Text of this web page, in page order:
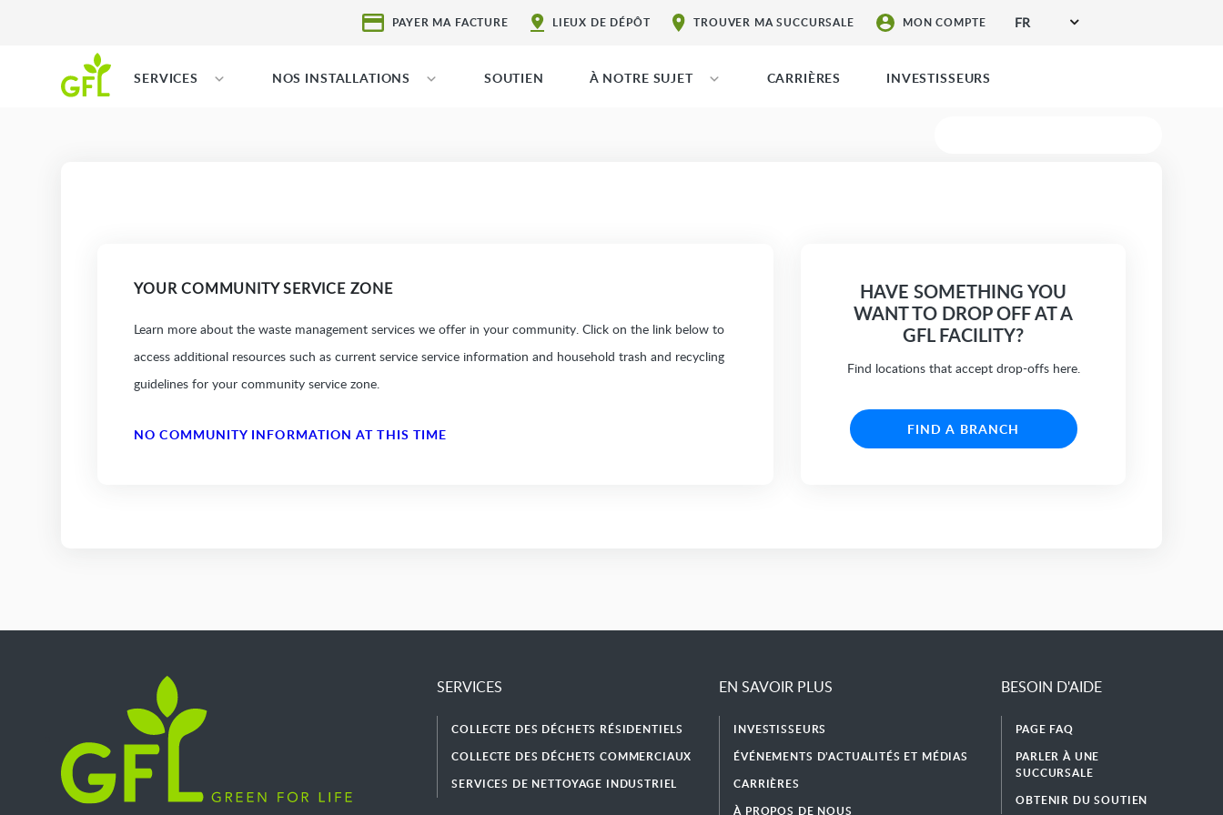
PAYER MA FACTURE LIEUX DE DÉPÔT TROUVER MA SUCCURSALE MON COMPTE FR
SERVICES NOS INSTALLATIONS SOUTIEN À NOTRE SUJET CARRIÈRES INVESTISSEURS
YOUR COMMUNITY SERVICE ZONE
Learn more about the waste management services we offer in your community. Click on the link below to
access additional resources such as current service service information and household trash and recycling
guidelines for your community service zone.
NO COMMUNITY INFORMATION AT THIS TIME
HAVE SOMETHING YOU
WANT TO DROP OFF AT A
GFL FACILITY?
Find locations that accept drop-offs here.
FIND A BRANCH
SERVICES
COLLECTE DES DÉCHETS RÉSIDENTIELS
COLLECTE DES DÉCHETS COMMERCIAUX
SERVICES DE NETTOYAGE INDUSTRIEL
EN SAVOIR PLUS
INVESTISSEURS
ÉVÉNEMENTS D’ACTUALITÉS ET MÉDIAS
CARRIÈRES
À PROPOS DE NOUS
BESOIN D'AIDE
PAGE FAQ
PARLER À UNE
SUCCURSALE
OBTENIR DU SOUTIEN